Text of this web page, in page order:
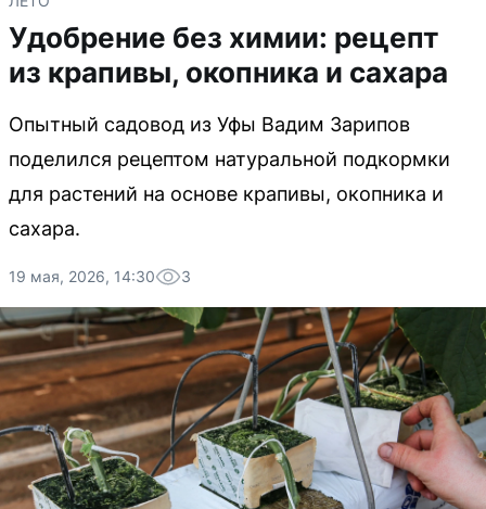
Удобрение без химии: рецепт
из крапивы, окопника и сахара
Опытный садовод из Уфы Вадим Зарипов
поделился рецептом натуральной подкормки
для растений на основе крапивы, окопника и
сахара.
19 мая, 2026, 14:30 3